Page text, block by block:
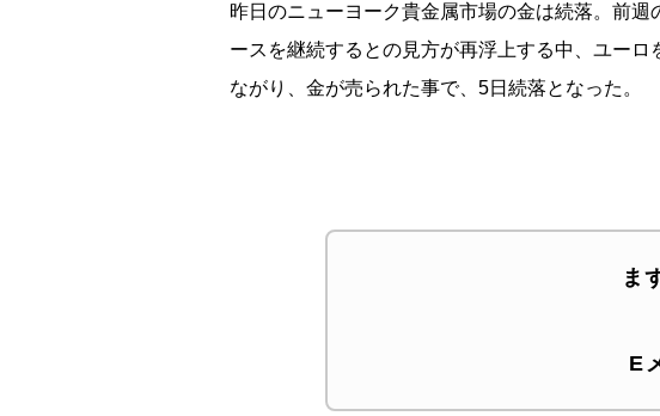
昨日のニューヨーク貴金属市場の金は続落。前
ースを継続するとの見方が再浮上する中、ユー
ながり、金が売られた事で、5日続落となった。
ま
E